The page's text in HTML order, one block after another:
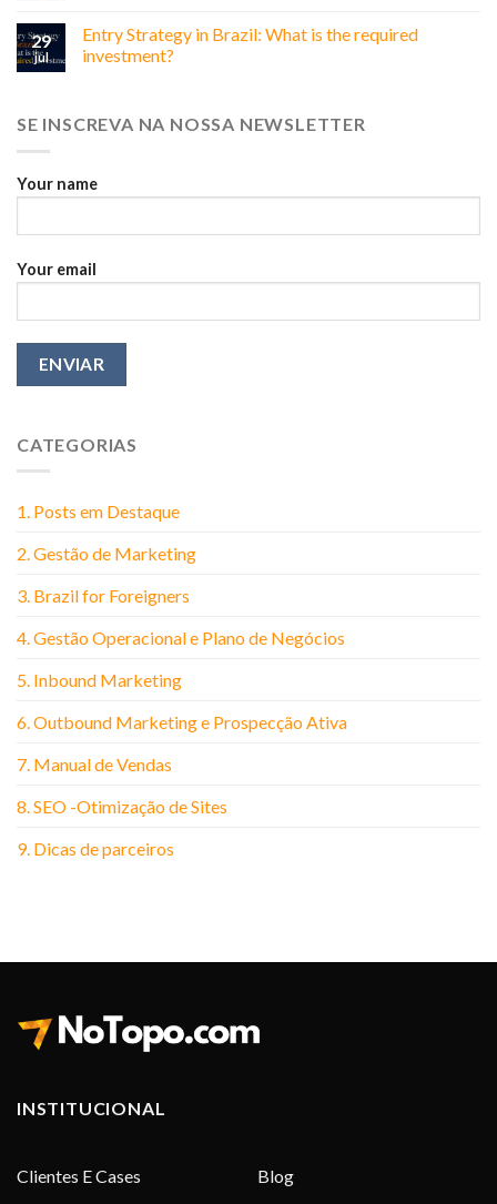
Relationships
Think
29
jul
Entry Strategy in Brazil: What is the required
investment?
SE INSCREVA NA NOSSA NEWSLETTER
Your name
Your email
CATEGORIAS
1. Posts em Destaque
2. Gestão de Marketing
3. Brazil for Foreigners
4. Gestão Operacional e Plano de Negócios
5. Inbound Marketing
6. Outbound Marketing e Prospecção Ativa
7. Manual de Vendas
8. SEO -Otimização de Sites
9. Dicas de parceiros
INSTITUCIONAL
Clientes E Cases
Blog